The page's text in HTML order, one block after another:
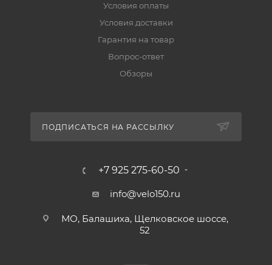
Условия оплаты
Условия доставки
Гарантия на товар
Вопрос-ответ
Обзоры
ПОДПИСАТЬСЯ НА РАССЫЛКУ
+7 925 275-60-50
info@velo150.ru
МО, Балашиха, Щелковское шоссе,
52